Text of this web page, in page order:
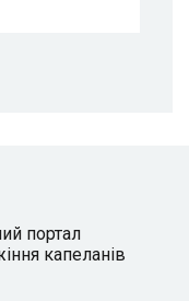
портал
капеланів